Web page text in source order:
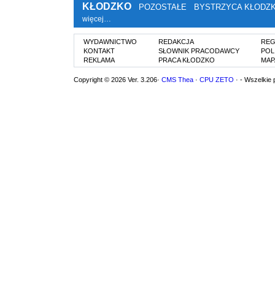
KŁODZKO POZOSTAŁE BYSTRZYCA
więcej…
WYDAWNICTWO
KONTAKT
REKLAMA
REDAKCJA
SŁOWNIK PRACODAWCY
PRACA KŁODZKO
Copyright © 2026 Ver. 3.206· CMS Thea · CPU ZETO · - Wszelkie